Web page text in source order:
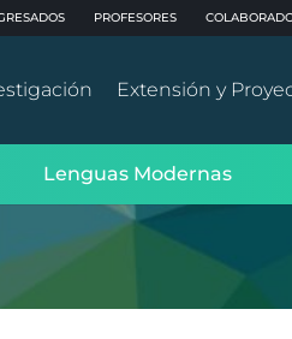
PROFESORES
Extensión y
Lenguas Modernas